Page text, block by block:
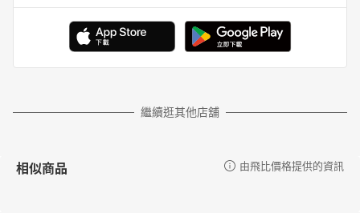
第六章 アパ-トで生活する 公寓生活
6-1 部屋を探す 找房子
6-2 引っ越し 搬家
第七章 旅行する 旅行
7-3 ツアーに參加する 參加旅行團
繼續逛其他店舖
相似商品 由飛比價格提供的資訊